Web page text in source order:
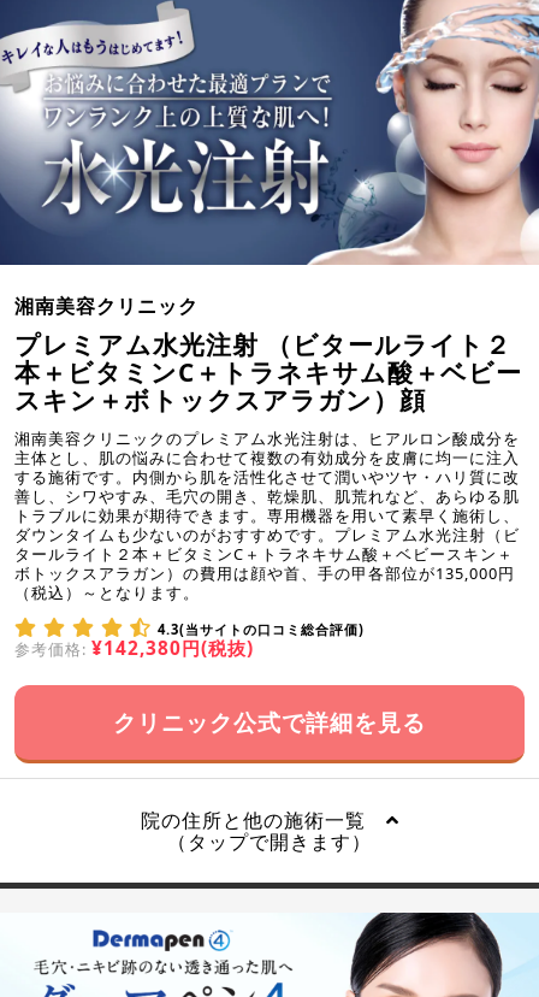
湘南美容クリニック
プレミアム水光注射 （ビタールライト２
本＋ビタミンC＋トラネキサム酸＋ベビー
スキン＋ボトックスアラガン）顔
湘南美容クリニックのプレミアム水光注射は、ヒアルロン酸成分を
主体とし、肌の悩みに合わせて複数の有効成分を皮膚に均一に注入
する施術です。内側から肌を活性化させて潤いやツヤ・ハリ質に改
善し、シワやすみ、毛穴の開き、乾燥肌、肌荒れなど、あらゆる肌
トラブルに効果が期待できます。専用機器を用いて素早く施術し、
ダウンタイムも少ないのがおすすめです。プレミアム水光注射（ビ
タールライト２本＋ビタミンC＋トラネキサム酸＋ベビースキン＋
ボトックスアラガン）の費用は顔や首、手の甲各部位が135,000円
（税込）～となります。
4.3(当サイトの口コミ総合評価)
参考価格: ¥142,380円(税抜)
クリニック公式で詳細を見る
院の住所と他の施術一覧
（タップで開きます）